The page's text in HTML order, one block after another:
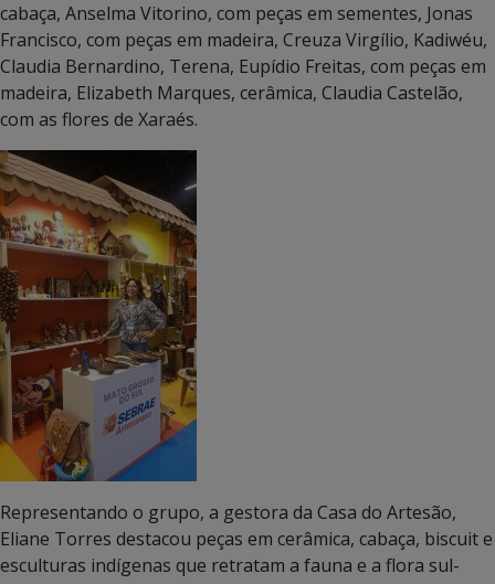
cabaça, Anselma Vitorino, com peças em sementes, Jonas
Francisco, com peças em madeira, Creuza Virgílio, Kadiwéu,
Claudia Bernardino, Terena, Eupídio Freitas, com peças em
madeira, Elizabeth Marques, cerâmica, Claudia Castelão,
com as flores de Xaraés.
Representando o grupo, a gestora da Casa do Artesão,
Eliane Torres destacou peças em cerâmica, cabaça, biscuit e
esculturas indígenas que retratam a fauna e a flora sul-